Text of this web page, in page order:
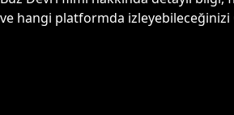
ve hangi platformda